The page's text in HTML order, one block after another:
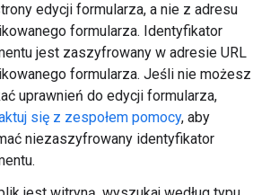
edycji formularza, a nie z adresu
formularza. Identyfikator
jest zaszyfrowany w adresie URL
formularza. Jeśli nie możesz
uprawnień do edycji formularza,
się z zespołem pomocy, aby
niezaszyfrowany identyfikator